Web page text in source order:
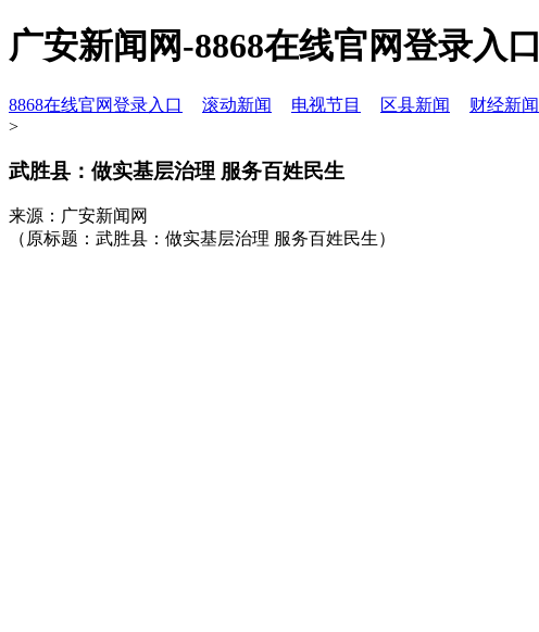
广安新闻网-8868在线官网登录入口
8868在线官网登录入口 滚动新闻 电视节目 区县新闻 财经新闻
>
武胜县：做实基层治理 服务百姓民生
来源：广安新闻网
（原标题：武胜县：做实基层治理 服务百姓民生）